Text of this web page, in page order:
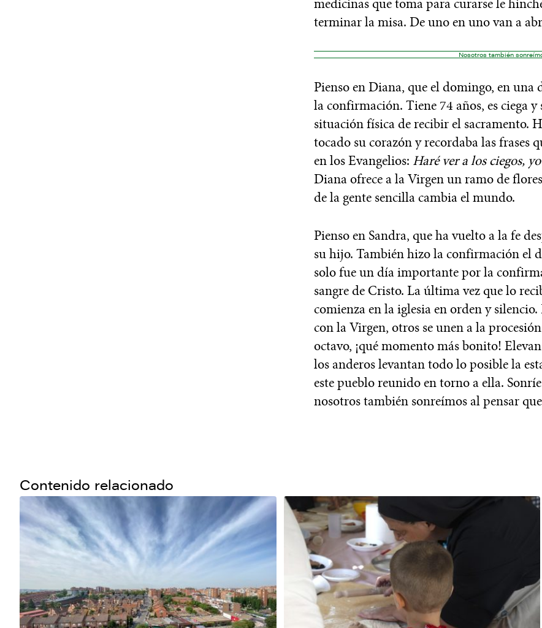
medicinas que toma para curarse le
terminar la misa. De uno en uno van a
Nosotros también
Pienso en Diana, que el domingo, en una
la confirmación. Tiene 74 años, es ciega
situación física de recibir el sacramento.
tocado su corazón y recordaba las frases
en los Evangelios: Haré ver a los ciegos,
Diana ofrece a la Virgen un ramo de
de la gente sencilla cambia el mundo.
Pienso en Sandra, que ha vuelto a la fe
su hijo. También hizo la confirmación el
solo fue un día importante por la
sangre de Cristo. La última vez que lo
comienza en la iglesia en orden y
con la Virgen, otros se unen a la
octavo, ¡qué momento más bonito!
los anderos levantan todo lo posible la
este pueblo reunido en torno a ella.
nosotros también sonreímos al pensar
Contenido relacionado